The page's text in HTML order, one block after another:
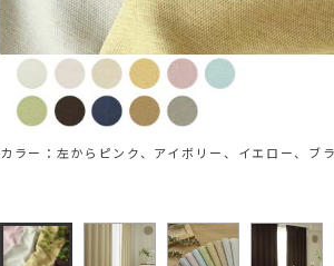
カラー：左からピンク、アイボリー、イエロー、ブ